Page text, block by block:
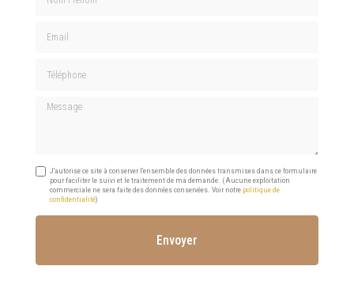
Message
J'autorise ce site à conserver l'ensemble des données transmises dans ce formulaire
pour faciliter le suivi et le traitement de ma demande. (Aucune exploitation
commerciale ne sera faite des données conservées. Voir notre politique de
confidentialité)